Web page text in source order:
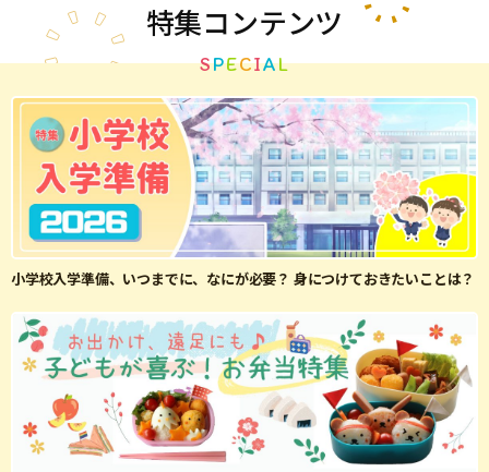
特集コンテンツ
SPECIAL
小学校入学準備、いつまでに、なにが必要？ 身につけておきたいことは？